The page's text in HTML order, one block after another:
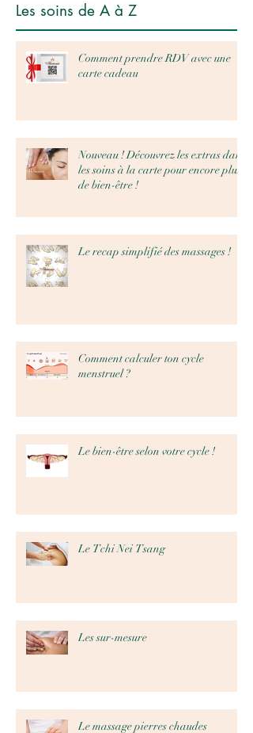
Les soins de A à Z
Comment prendre RDV avec une
carte cadeau
Nouveau ! Découvrez les extras dans
les soins à la carte pour encore plus
de bien-être !
Le recap simplifié des massages !
Comment calculer ton cycle
menstruel ?
Le bien-être selon votre cycle !
Le Tchi Nei Tsang
Les sur-mesure
Le massage pierres chaudes